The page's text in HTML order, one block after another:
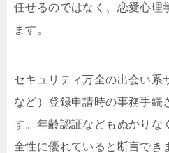
任せるのではなく、恋愛心理
ます。
セキュリティ万全の出会い系
など）登録申請時の事務手続
す。年齢認証などもぬかりな
全性に優れていると断言でき